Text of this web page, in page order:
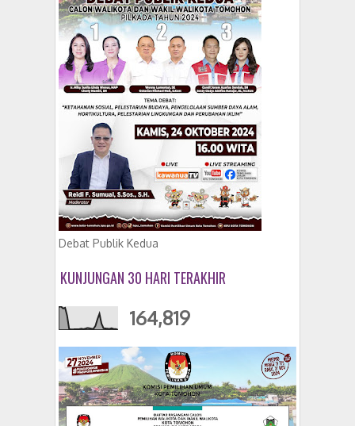
Debat Publik Kedua
KUNJUNGAN 30 HARI TERAKHIR
164,819